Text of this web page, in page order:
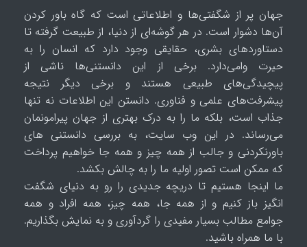
جهان پر از شگفتی‌ها و اطلاعاتی است که گاه باور کردن
آن‌ها دشوار است. در هر گوشه‌ای از دنیا، از طبیعت گرفته تا
دستاوردهای بشری، حقایقی وجود دارد که انسان را به
حیرت وامی‌دارد. برخی از این دانستنی‌ها ناشی از
پیچیدگی‌های طبیعی هستند و برخی دیگر نتیجه
پیشرفت‌های علمی و فناوری. دانستن این اطلاعات نه تنها
جذاب است، بلکه ما را به درک بهتری از جهان پیرامونمان
می‌رساند. در این وب سایت، به بررسی دانستنی های
باورنکردنی و جالب از همه چیز و همه جا خواهیم پرداخت
که ممکن است تصور اولیه ما را به چالش بکشد.
ما اینجا هستیم تا دریچه جدیدی را رو به دنیای شگفت
انگیز باز کنیم و از همه جا، همه چیز، همه افراد و همه
جوامع مطالب بسیار مفیدی را گردآوری و به نمایش بگذاریم.
با ما همراه باشید.